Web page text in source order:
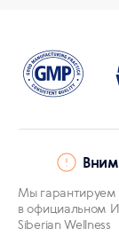
Мы гарантируем
в официальном
Siberian Wellness